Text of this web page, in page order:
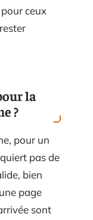
ceux
la
?
pour un
pas de
bien
page
sont